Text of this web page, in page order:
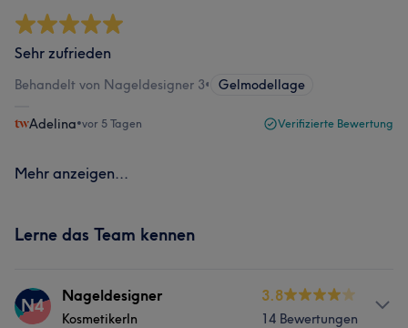
Sehr zufrieden
Behandelt von Nageldesigner 3• Gelmodellage
Adelina•vor 5 Tagen Verifizierte Bewertung
Mehr anzeigen...
Lerne das Team kennen
N4 Nageldesigner
KosmetikerIn
3.8
14 Bewertungen